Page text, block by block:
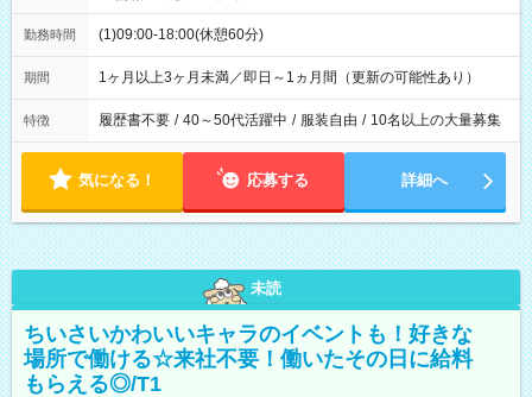
勤務時間 (1)09:00-18:00(休憩60分)
期間 1ヶ月以上3ヶ月未満／即日～1ヵ月間（更新の可能性あり）
特徴 履歴書不要 / 40～50代活躍中 / 服装自由 / 10名以上の大量募集
気になる！ 応募する 詳細へ
未読
ちいさいかわいいキャラのイベントも！好きな
場所で働ける☆来社不要！働いたその日に給料
もらえる◎/T1